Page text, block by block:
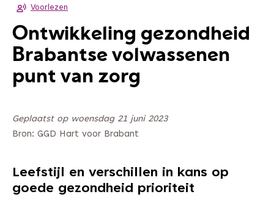
Voorlezen
Ontwikkeling gezondheid
Brabantse volwassenen
punt van zorg
Geplaatst op woensdag 21 juni 2023
Bron: GGD Hart voor Brabant
Leefstijl en verschillen in kans op
goede gezondheid prioriteit